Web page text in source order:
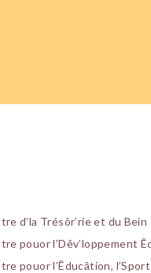
d’la Trésôr’rie et du Bein
pouor l’Dêv’loppement
pouor l’Êducâtion,